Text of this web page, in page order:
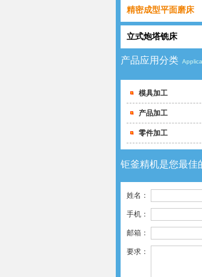
精密成型平面磨床
立式炮塔铣床
产品应用分类
模具加工
产品加工
零件加工
钜釜精机是您最佳
姓名：
手机：
邮箱：
要求：
硬轨立式加工中心的
一、硬轨立式加工
硬轨 对于硬轨，我们